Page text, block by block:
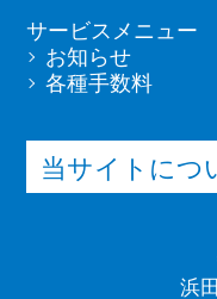
サービスメニュー
お知らせ
各種手数料
当サイトにつ
浜